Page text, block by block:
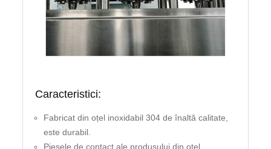
Caracteristici:
Fabricat din oțel inoxidabil 304 de înaltă calitate,
este durabil.
Piesele de contact ale produsului din oțel